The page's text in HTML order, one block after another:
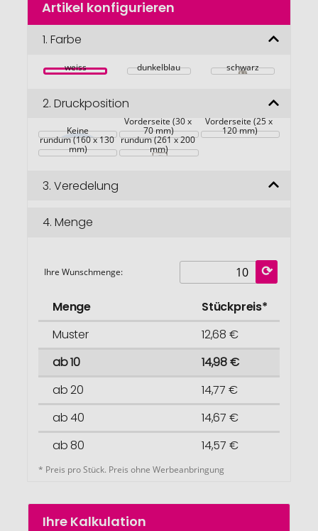
Anfang
Bildgalerie
Artikel konfigurieren
1. Farbe
weiss dunkelblau schwarz
2. Druckposition
Keine
Vorderseite (30 x
70 mm)
Vorderseite (25 x
120 mm)
rundum (160 x 130
mm)
rundum (261 x 200
mm)
3. Veredelung
4. Menge
Ihre Wunschmenge:
Menge
Stückpreis*
Muster
12,68 €
ab 10
14,98 €
ab 20
14,77 €
ab 40
14,67 €
ab 80
14,57 €
* Preis pro Stück. Preis ohne Werbeanbringung
Ihre Kalkulation